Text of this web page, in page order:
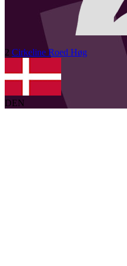
2 Cirkeline Roed Høg
DEN